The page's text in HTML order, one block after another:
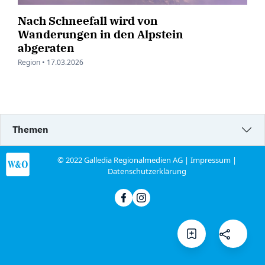
Nach Schneefall wird von
Wanderungen in den Alpstein
abgeraten
Region • 17.03.2026
Themen
© 2022 Galledia Regionalmedien AG |Impressum |
Datenschutzerklärung